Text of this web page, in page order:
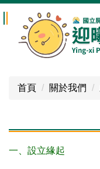
到
首頁 關於我們
一、設立緣起